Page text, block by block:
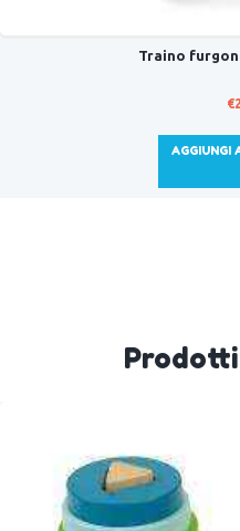
Traino
€
AGGIUNGI